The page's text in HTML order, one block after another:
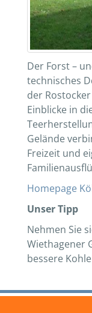
Der Forst –
technisches
der
Einblicke in
Gelände
Freizeit und
Homepage
Unser Tipp
Nehmen Sie
Wiethagener
bessere